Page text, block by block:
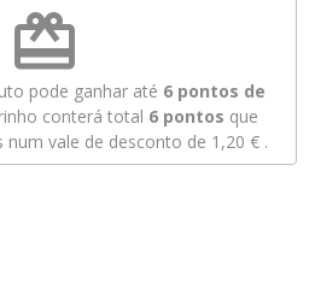
redeem
pode ganhar até 6pontos de
conterá total 6 pontos que
vale de desconto de 1,20 €.